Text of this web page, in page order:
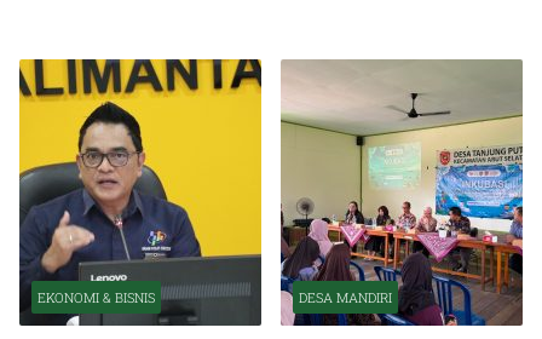
EKONOMI & BISNIS DESA MANDIRI